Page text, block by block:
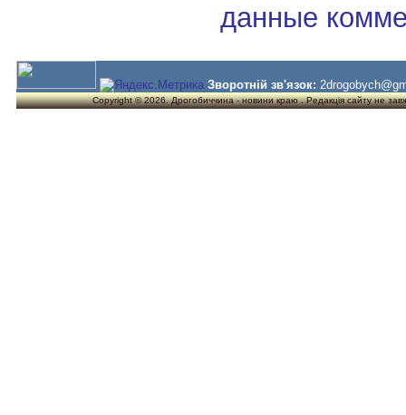
данные
Зворотній зв'язок:
Copyright © 2026. Дрогобиччина - новини краю . Редакція сайту не